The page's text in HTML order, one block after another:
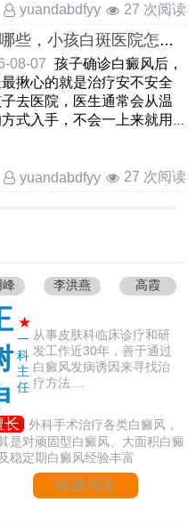
yuandabdfyy 27 次阅读
些，小孩白斑医院怎么
安全治疗
08-07 孩子确诊白癜风后，
揪心的就是治疗安不安全
去医院，医生通常会从温
式入手，不会一上来就用
yuandabdfyy 27 次阅读
峰 李洪燕 高霞
★
一
科
主
任
从事皮肤科临床诊疗和研
发工作近30年，善于通过
白癜风发病诱因来寻找治
疗方法....
长
外科手术治疗各类白癜风，
是对顽固型白癜风、大面积白癜
稳定期白癜风经验丰富
快速问诊